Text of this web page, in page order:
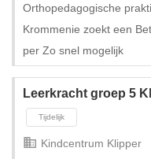
Orthopedagogische
Krommenie zoekt een
per Zo snel mogelijk
Leerkracht groep 5
Kindcentrum Klipper